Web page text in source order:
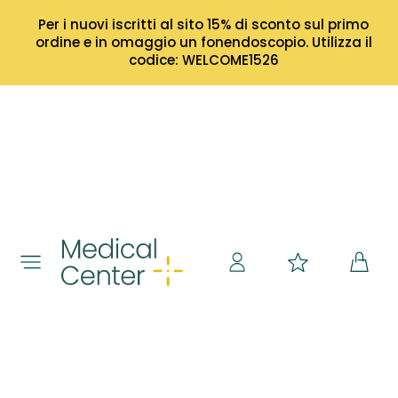
Per i nuovi iscritti al sito 15% di sconto sul primo
ordine e in omaggio un fonendoscopio. Utilizza il
codice: WELCOME1526